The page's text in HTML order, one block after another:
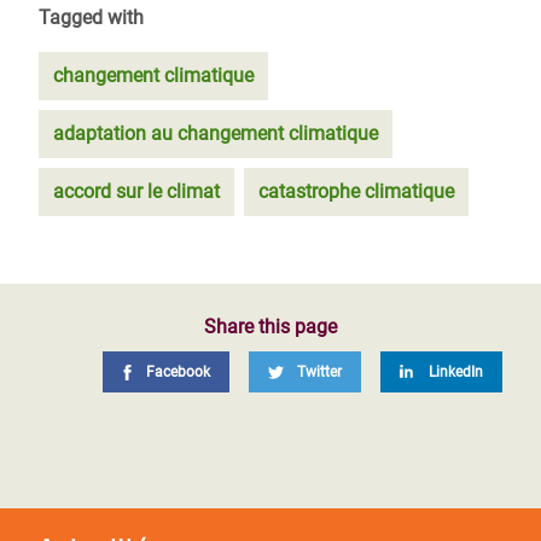
Tagged with
changement climatique
adaptation au changement climatique
accord sur le climat catastrophe climatique
Share this page
Facebook Twitter LinkedIn